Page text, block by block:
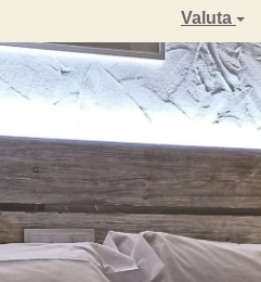
Valuta